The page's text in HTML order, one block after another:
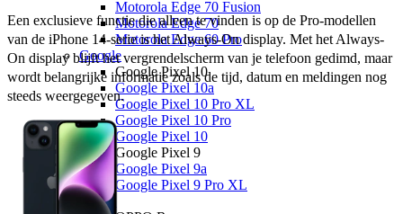
Motorola Edge 70 Fusion
Motorola Edge 70
Motorola Edge 60 Pro
Google
Google Pixel 10
Google Pixel 10a
Google Pixel 10 Pro XL
Google Pixel 10 Pro
Google Pixel 10
Google Pixel 9
Google Pixel 9a
Google Pixel 9 Pro XL
OPPO
Een exclusieve functie die alleen te vinden is op de Pro-modellen
van de iPhone 14-serie is het Always-On display. Met het Always-
On display blijft het vergrendelscherm van je telefoon gedimd, maar
wordt belangrijke informatie zoals de tijd, datum en meldingen nog
steeds weergegeven.